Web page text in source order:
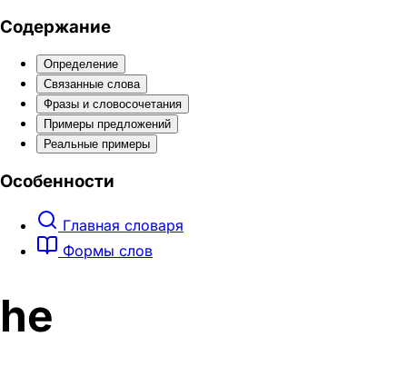
Содержание
Определение
Связанные слова
Фразы и словосочетания
Примеры предложений
Реальные примеры
Особенности
Главная словаря
Формы слов
he